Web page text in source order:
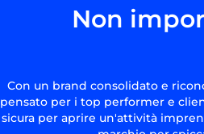
Non
Con un brand consolidato e
pensato per i top performer e
sicura per aprire un'attività